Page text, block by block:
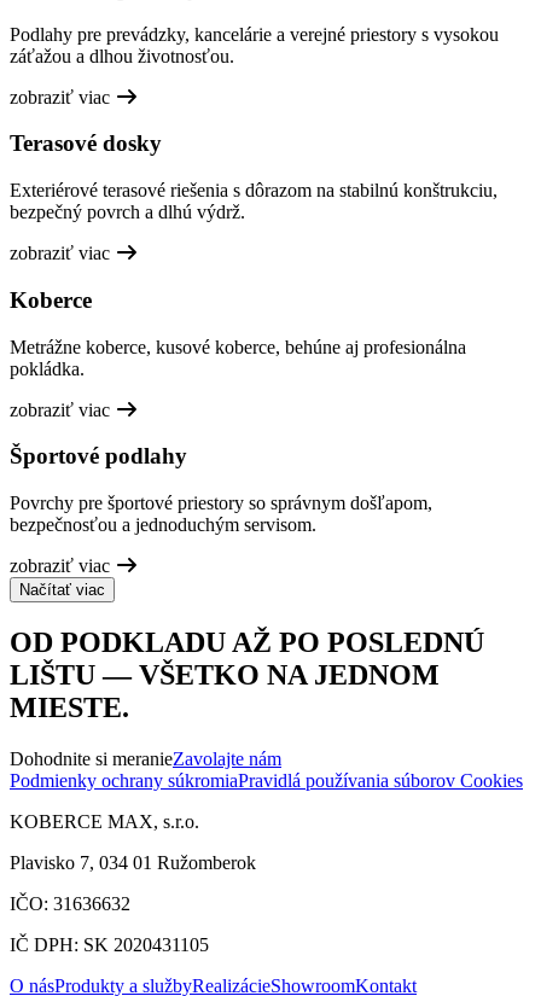
Podlahy pre prevádzky, kancelárie a verejné priestory s vysokou
záťažou a dlhou životnosťou.
zobraziť viac
Terasové dosky
Exteriérové terasové riešenia s dôrazom na stabilnú konštrukciu,
bezpečný povrch a dlhú výdrž.
zobraziť viac
Koberce
Metrážne koberce, kusové koberce, behúne aj profesionálna
pokládka.
zobraziť viac
Športové podlahy
Povrchy pre športové priestory so správnym došľapom,
bezpečnosťou a jednoduchým servisom.
zobraziť viac
Načítať viac
OD PODKLADU AŽ PO POSLEDNÚ
LIŠTU — VŠETKO NA JEDNOM
MIESTE.
Dohodnite si meranieZavolajte nám
Podmienky ochrany súkromiaPravidlá používania súborov Cookies
KOBERCE MAX, s.r.o.
Plavisko 7, 034 01 Ružomberok
IČO: 31636632
IČ DPH: SK 2020431105
O násProdukty a službyRealizácieShowroomKontakt